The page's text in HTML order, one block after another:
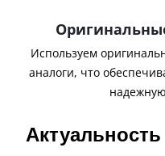
Используем
аналоги, что